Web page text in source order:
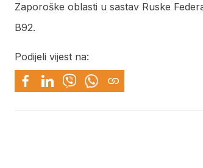
Zaporoške oblasti u sastav Ruske
B92.
Podijeli vijest na: